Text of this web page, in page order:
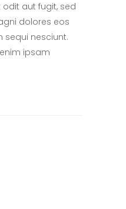
aut fugit, sed
dolores eos
sequi nesciunt.
ipsam